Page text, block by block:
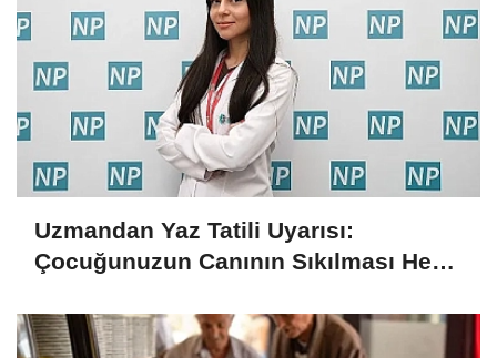
Uzmandan Yaz Tatili Uyarısı:
Çocuğunuzun Canının Sıkılması Her